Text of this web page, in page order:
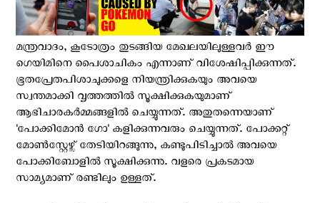
മന്ത്രവാദം, കൂടോത്രം തുടങ്ങിയ മേഖലയിലുള്ളവര്‍ ഈ
ഗെയിമിനെ പൈശാചികം എന്നാണ് വിശേഷിപ്പിക്കുന്നത്.
ഭൂതപ്രേതപിശാചുക്കളെ നിയന്ത്രിക്കുകയും അവയെ
സ്വന്തമാക്കി വൃത്തത്തില്‍ സൂക്ഷിക്കുകയുമാണ്
ആഭിചാരകര്‍മ്മങ്ങളില്‍ ചെയ്യുന്നത്. അതുതന്നെയാണ്
'പോക്കിമോന്‍ ഗോ' കളിക്കുന്നവരും ചെയ്യുന്നത്. പോക്കറ്റ്
മോണ്‍സ്റ്റേഴ്സ് തേടിയിറങ്ങുന്നു, കണ്ടുപിടിച്ചാല്‍ അവയെ
പോക്കിബോളില്‍ സൂക്ഷിക്കുന്നു. വളരെ പ്രകടമായ
സാമ്യമാണ് രണ്ടിലും ഉള്ളത്.